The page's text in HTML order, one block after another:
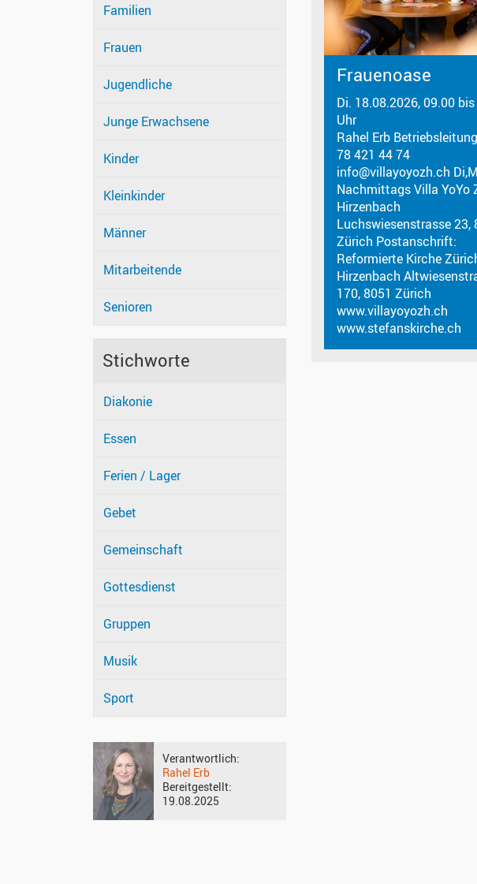
Familien
Frauen
Jugendliche
Junge Erwachsene
Kinder
Kleinkinder
Männer
Mitarbeitende
Senioren
Stichworte
Diakonie
Essen
Ferien / Lager
Gebet
Gemeinschaft
Gottesdienst
Gruppen
Musik
Sport
Verantwortlich:
Rahel Erb
Bereitgestellt:
19.08.2025
Frauenoase
Di. 18.08.2026, 09.00
Uhr
Rahel Erb
78 421 44 74
info@villayoyozh.ch
Nachmittags Villa YoYo
Hirzenbach
Luchswiesenstrasse 23,
Zürich Postanschrift:
Reformierte Kirche
Hirzenbach
170, 8051 Zürich
www.villayoyozh.ch
www.stefanskirche.ch